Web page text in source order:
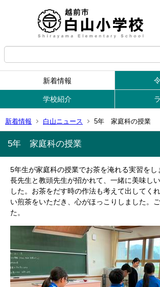
新着情報
学校紹介
新着情報 白山ニュース 5年 家庭科の授業
5年 家庭科の授業
5年生が家庭科の授業でお茶を淹れる実習をし
長先生と教頭先生が招かれて、一緒に美味し
した。お茶をだす時の作法も考えて出してく
い煎茶をいただき、心がほっこりしました。
た。